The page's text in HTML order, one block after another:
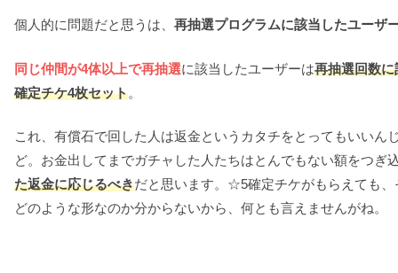
個人的に問題だと思うは、 再抽選プログラムに該当したユーザ
同じ仲間が4体以上で再抽選に該当したユーザーは再抽選回数
確定チケ4枚セット。
これ、有償石で回した人は返金というカタチをとってもいい
ど。お金出してまでガチャした人たちはとんでもない額をつ
た返金に応じるべきだと思います。☆5確定チケがもらえても
どのような形なのか分からないから、何とも言えませんがね。